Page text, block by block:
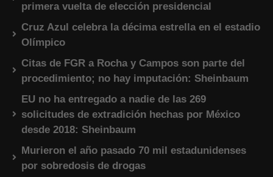
primera vuelta de elección presidencial
Cruz Azul celebra la décima estrella en el estadio
Olímpico
Citas de FGR a Rocha y Campos son parte del
procedimiento; no hay imputación: Sheinbaum
EU no ha entregado a nadie de las 269
solicitudes de extradición hechas por México
desde 2018: Sheinbaum
Murieron el año pasado 70 mil estadunidenses
por sobredosis de drogas